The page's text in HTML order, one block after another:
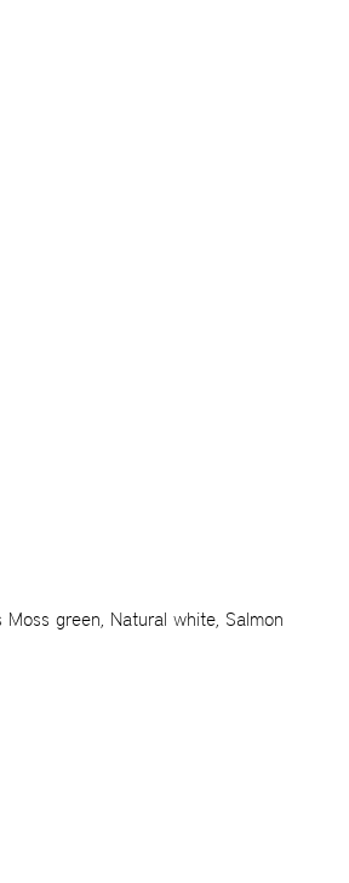
Moss green, Natural white, Salmon